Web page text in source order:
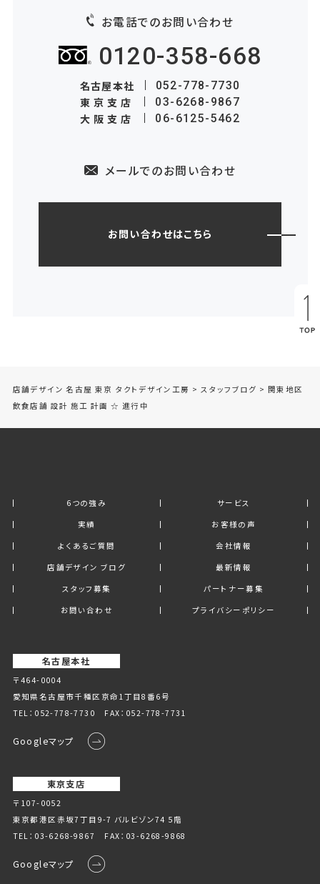
お電話でのお問い合わせ
0120-358-668
名古屋本社 052-778-7730
東京支店 03-6268-9867
大阪支店 06-6125-5462
メールでのお問い合わせ
お問い合わせはこちら
店舗デザイン 名古屋 東京 タクトデザイン工房 > スタッフブログ > 関東地区
飲食店舗 設計 施工 計画 ☆ 進行中
6つの強み
サービス
実績
お客様の声
よくあるご質問
会社情報
店舗デザイン ブログ
最新情報
スタッフ募集
パートナー募集
お問い合わせ
プライバシーポリシー
名古屋本社
〒464-0004
愛知県名古屋市千種区京命1丁⽬8番6号
TEL： 052-778-7730 FAX：052-778-7731
Googleマップ
東京支店
〒107-0052
東京都港区赤坂7丁目9-7 バルビゾン74 5階
TEL： 03-6268-9867 FAX：03-6268-9868
Googleマップ